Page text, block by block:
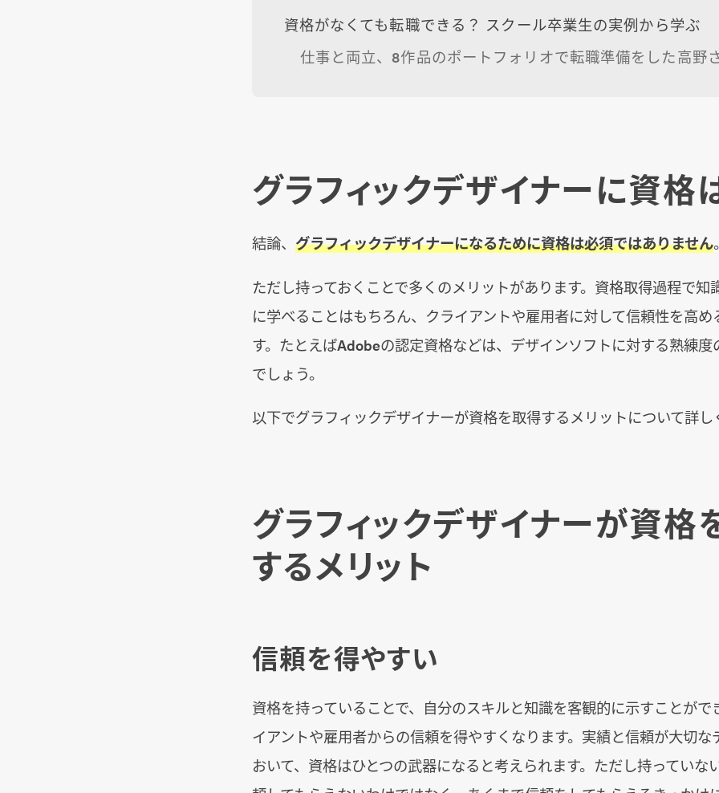
資格がなくても転職できる？ スクール卒業生の実例から学ぶ
仕事と両立、8作品のポートフォリオで転職準備をした高野
グラフィックデザイナーに資格
結論、 グラフィックデザイナーになるために資格は必須ではありません
ただし持っておくことで多くのメリットがあります。資格取得過程で知
に学べることはもちろん、クライアントや雇用者に対して信頼性を高め
す。たとえばAdobeの認定資格などは、デザインソフトに対する熟練度
でしょう。
以下でグラフィックデザイナーが資格を取得するメリットについて詳し
グラフィックデザイナーが資格
するメリット
信頼を得やすい
資格を持っていることで、自分のスキルと知識を客観的に示すことがで
イアントや雇用者からの信頼を得やすくなります。実績と信頼が大切な
おいて、資格はひとつの武器になると考えられます。ただし持っていな